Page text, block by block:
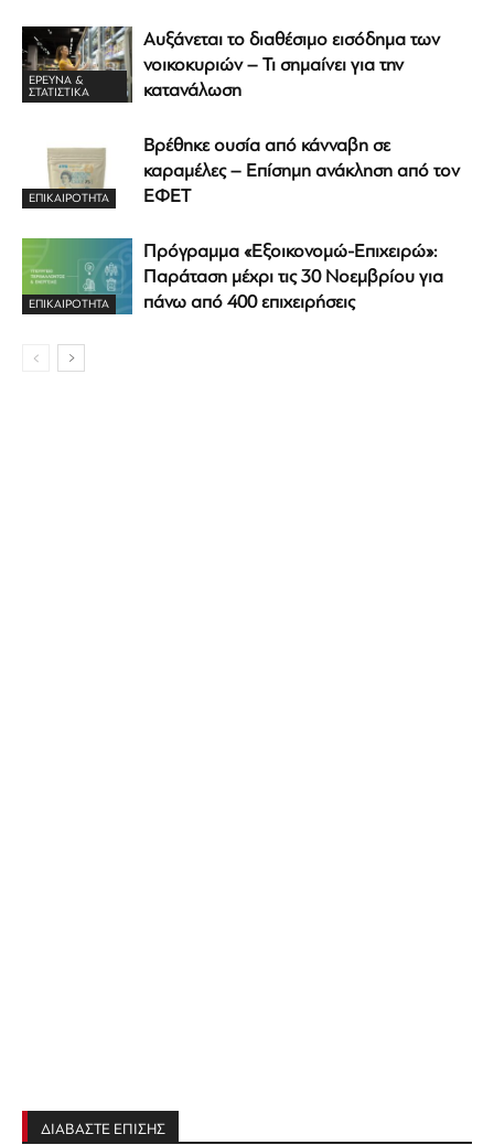
ΈΡΕΥΝΑ &
ΣΤΑΤΙΣΤΙΚΆ
Αυξάνεται το διαθέσιμο εισόδημα των
νοικοκυριών – Τι σημαίνει για την
κατανάλωση
ΕΠΙΚΑΙΡΟΤΗΤΑ
Βρέθηκε ουσία από κάνναβη σε
καραμέλες – Επίσημη ανάκληση από τον
ΕΦΕΤ
ΕΠΙΚΑΙΡΟΤΗΤΑ
Πρόγραμμα «Εξοικονομώ-Επιχειρώ»:
Παράταση μέχρι τις 30 Νοεμβρίου για
πάνω από 400 επιχειρήσεις
ΔΙΑΒΑΣΤΕ ΕΠΙΣΗΣ